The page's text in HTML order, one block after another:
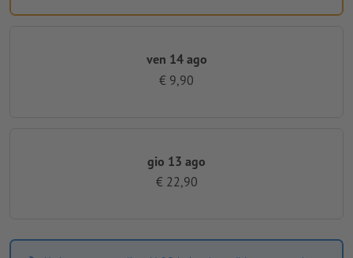
ven 14 ago
€ 9,90
gio 13 ago
€ 22,90